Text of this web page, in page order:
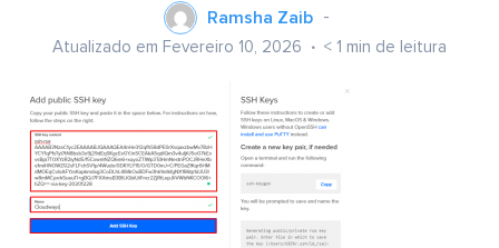
Ramsha Zaib
Atualizado em Fevereiro 10, 2026 < 1 min de leitura